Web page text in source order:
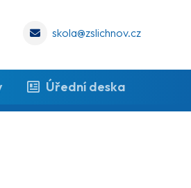
skola@zslichnov.cz
Úřední deska